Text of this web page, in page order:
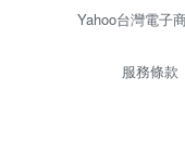
Yahoo台灣電子
服務條款